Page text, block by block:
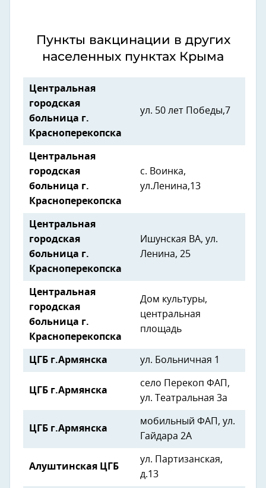
Пункты вакцинации в других
населенных пунктах Крыма
Центральная
городская
больница г.
Красноперекопска
ул. 50 лет Победы,7
Центральная
городская
больница г.
Красноперекопска
с. Воинка,
ул.Ленина,13
Центральная
городская
больница г.
Красноперекопска
Ишунская ВА, ул.
Ленина, 25
Центральная
городская
больница г.
Красноперекопска
Дом культуры,
центральная
площадь
ЦГБ г.Армянска ул. Больничная 1
ЦГБ г.Армянска
село Перекоп ФАП,
ул. Театральная 3а
ЦГБ г.Армянска
мобильный ФАП, ул.
Гайдара 2А
Алуштинская ЦГБ
ул. Партизанская,
д.13